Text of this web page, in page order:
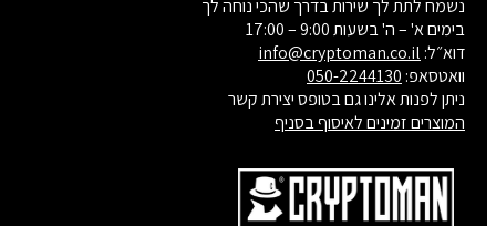
נשמח לתת לך שירות בדרך שהכי נוחה לך
בימים א' – ה' בשעות 9:00 – 17:00
דוא״ל:info@cryptoman.co.il
וואטסאפ:050-2244130
ניתן לפנות אלינו גם בטופס יצירת קשר
המוצרים זמינים לאיסוף בסניף